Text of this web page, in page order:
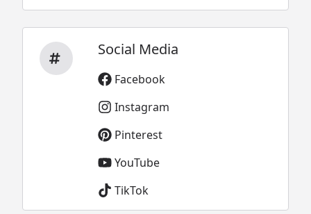
Social Media
Facebook
Instagram
Pinterest
YouTube
TikTok